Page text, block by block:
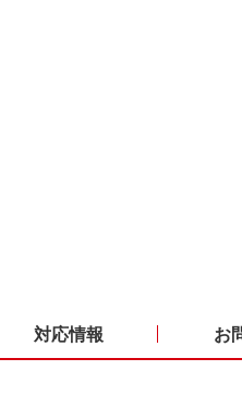
対応情報 お